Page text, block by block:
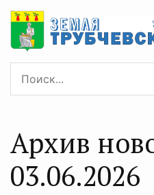
Архив
03.06.2026